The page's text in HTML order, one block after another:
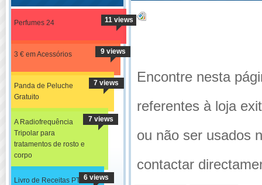
Perfumes 24 11 views
3 € em Acessórios 9 views
Panda de Peluche
Gratuito
7 views
A Radiofrequência
Tripolar para
tratamentos de rosto e
corpo
7 views
Livro de Receitas PT 6 views
Encontre nesta
referentes à loja
ou não ser usados
contactar